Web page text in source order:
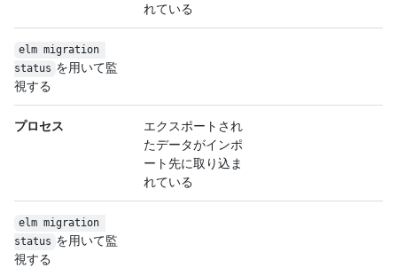
れている
elm migration
status を用いて監
視する
プロセス
エクスポートされ
たデータがインポ
ート先に取り込ま
れている
elm migration
status を用いて監
視する